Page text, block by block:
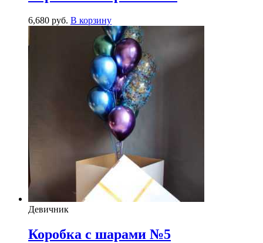
6,680 руб. В корзину
Девичник
Коробка с шарами №5